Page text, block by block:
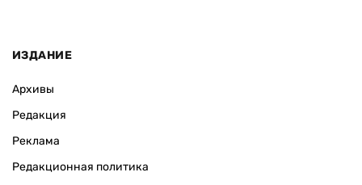
ИЗДАНИЕ
Архивы
Редакция
Реклама
Редакционная политика